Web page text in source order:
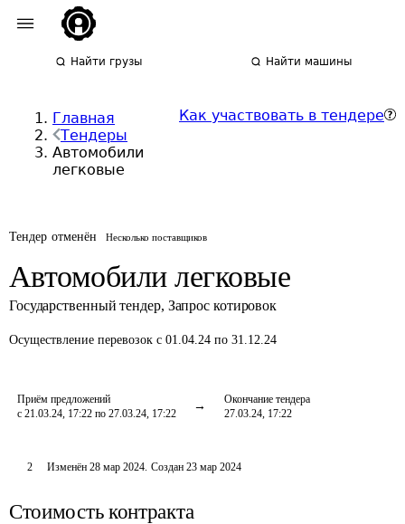
Найти грузы Найти машины
Главная
Тендеры
Автомобили
легковые
Как участвовать в тендере
Тендер отменён Несколько поставщиков
Автомобили легковые
Государственный тендер, Запрос котировок
Осуществление перевозок с 01.04.24 по 31.12.24
Приём предложений
с 21.03.24, 17:22 по 27.03.24, 17:22
Окончание тендера
27.03.24, 17:22
2 Изменён 28 мар 2024. Создан 23 мар 2024
Стоимость контракта